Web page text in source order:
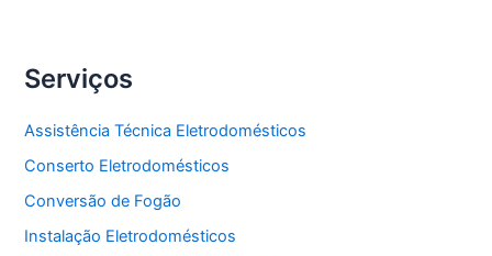
Serviços
Assistência Técnica Eletrodomésticos
Conserto Eletrodomésticos
Conversão de Fogão
Instalação Eletrodomésticos